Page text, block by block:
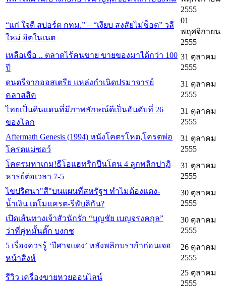
2555
“แก่ ใจดี สปอร์ต กทม.” – “เงียบ สงสัยไม่ช็อต” วลี
ใหม่ ฮิตในเนต
01
พฤศจิกายน
2555
เหลือเชื่อ .. ตลาดไร้คนขาย ขายของมาได้กว่า 100
ปี
31 ตุลาคม
2555
ดนตรีจากออสเตรีย แหล่งกำเนิดปรมาจารย์
คลาสสิค
31 ตุลาคม
2555
ไทยเป็นดินแดนที่มีภาพลักษณ์ดีเป็นอันดับที่ 26
ของโลก
31 ตุลาคม
2555
Aftermath Genesis (1994) หนังโคตรโหด,โครตพ่อ
โครตแม่ซอว์
31 ตุลาคม
2555
โคตรมหาเกม!ธีโอแฮทริกปืนโดน 4 ลูกพลิกปาฏิ
หารย์ต่อเวลา 7-5
31 ตุลาคม
2555
ไขปริศนา"สี"บนแผนที่สหรัฐฯ ทำไมต้องแดง-
น้ำเงิน เดโมแครต-รีพับลิกัน?
30 ตุลาคม
2555
เปิดเส้นทางเจ้าสัวนักรัก “บุญชัย เบญจรงคกุล”
ว่าที่คู่หมั้นตั๊ก บงกช
30 ตุลาคม
2555
5 เรื่องควรรู้ ‘ปีศาจแดง’ หลังพลิกบราก้าก่อนเจอ
หน้าสิงห์
26 ตุลาคม
2555
รีวิว เครื่องขายหวยออนไลน์
25 ตุลาคม
2555